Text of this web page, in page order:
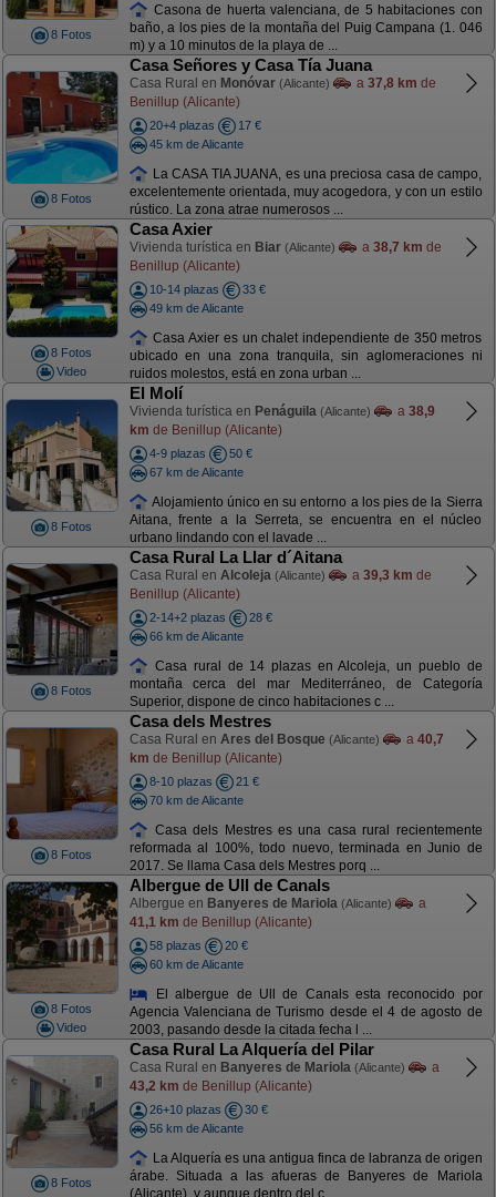
8 Fotos
Casona de huerta valenciana, de 5 habitaciones con
baño, a los pies de la montaña del Puig Campana (1. 046
m) y a 10 minutos de la playa de ...
8 Fotos
Casa Señores y Casa Tía Juana
Casa Rural en Monóvar (Alicante) a 37,8 km de
Benillup (Alicante)
20+4 plazas
17 €
45 km de Alicante
La CASA TIA JUANA, es una preciosa casa de campo,
excelentemente orientada, muy acogedora, y con un estilo
rústico. La zona atrae numerosos ...
8 Fotos
Video
Casa Axier
Vivienda turística en Biar (Alicante) a 38,7 km de
Benillup (Alicante)
10-14 plazas
33 €
49 km de Alicante
Casa Axier es un chalet independiente de 350 metros
ubicado en una zona tranquila, sin aglomeraciones ni
ruidos molestos, está en zona urban ...
8 Fotos
El Molí
Vivienda turística en Penáguila (Alicante) a 38,9
km de Benillup (Alicante)
4-9 plazas
50 €
67 km de Alicante
Alojamiento único en su entorno a los pies de la Sierra
Aitana, frente a la Serreta, se encuentra en el núcleo
urbano lindando con el lavade ...
8 Fotos
Casa Rural La Llar d´Aitana
Casa Rural en Alcoleja (Alicante) a 39,3 km de
Benillup (Alicante)
2-14+2 plazas
28 €
66 km de Alicante
Casa rural de 14 plazas en Alcoleja, un pueblo de
montaña cerca del mar Mediterráneo, de Categoría
Superior, dispone de cinco habitaciones c ...
8 Fotos
Casa dels Mestres
Casa Rural en Ares del Bosque (Alicante) a 40,7
km de Benillup (Alicante)
8-10 plazas
21 €
70 km de Alicante
Casa dels Mestres es una casa rural recientemente
reformada al 100%, todo nuevo, terminada en Junio de
2017. Se llama Casa dels Mestres porq ...
8 Fotos
Video
Albergue de Ull de Canals
Albergue en Banyeres de Mariola (Alicante)
a
41,1 km de Benillup (Alicante)
58 plazas
20 €
60 km de Alicante
El albergue de Ull de Canals esta reconocido por
Agencia Valenciana de Turismo desde el 4 de agosto de
2003, pasando desde la citada fecha l ...
8 Fotos
Casa Rural La Alquería del Pilar
Casa Rural en Banyeres de Mariola (Alicante)
a
43,2 km de Benillup (Alicante)
26+10 plazas
30 €
56 km de Alicante
La Alquería es una antigua finca de labranza de origen
árabe. Situada a las afueras de Banyeres de Mariola